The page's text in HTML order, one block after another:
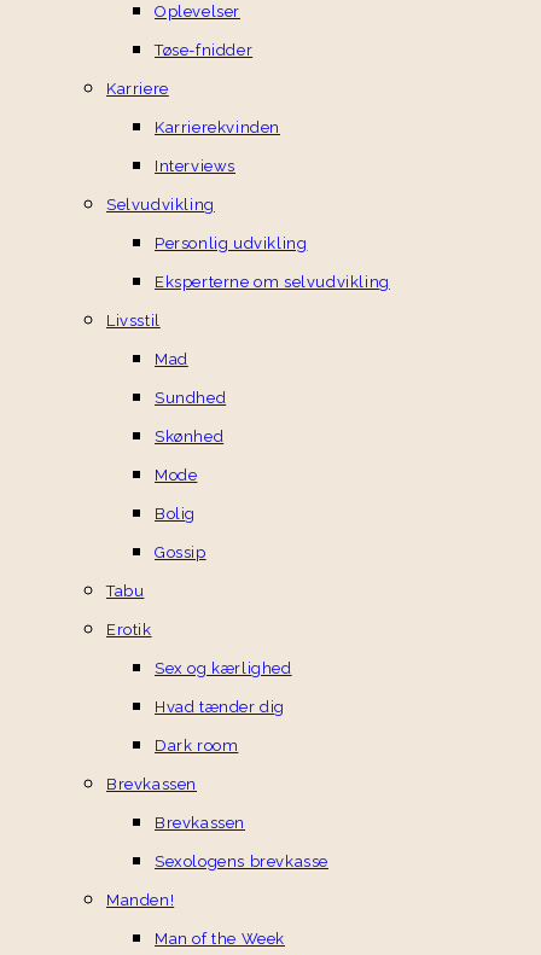
Oplevelser
Tøse-fnidder
Karriere
Karrierekvinden
Interviews
Selvudvikling
Personlig udvikling
Eksperterne om selvudvikling
Livsstil
Mad
Sundhed
Skønhed
Mode
Bolig
Gossip
Tabu
Erotik
Sex og kærlighed
Hvad tænder dig
Dark room
Brevkassen
Brevkassen
Sexologens brevkasse
Manden!
Man of the Week